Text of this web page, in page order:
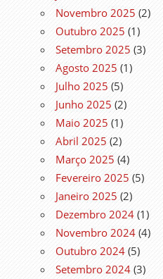
Novembro 2025 (2)
Outubro 2025 (1)
Setembro 2025 (3)
Agosto 2025 (1)
Julho 2025 (5)
Junho 2025 (2)
Maio 2025 (1)
Abril 2025 (2)
Março 2025 (4)
Fevereiro 2025 (5)
Janeiro 2025 (2)
Dezembro 2024 (1)
Novembro 2024 (4)
Outubro 2024 (5)
Setembro 2024 (3)